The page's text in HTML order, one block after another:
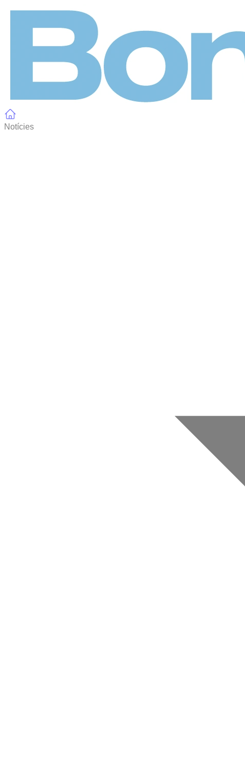
Notícies